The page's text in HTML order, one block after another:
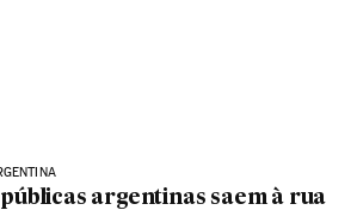
argentinas saem à rua